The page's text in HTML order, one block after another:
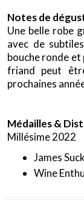
Notes de
Une belle robe
avec de
bouche ronde et
friand peut
prochaines
Médailles &
Millésime 2022
James
Wine